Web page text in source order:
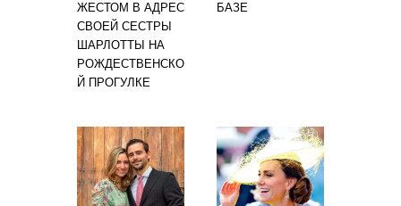
ЖЕСТОМ В АДРЕС
СВОЕЙ СЕСТРЫ
ШАРЛОТТЫ НА
РОЖДЕСТВЕНСКО
Й ПРОГУЛКЕ
БАЗЕ